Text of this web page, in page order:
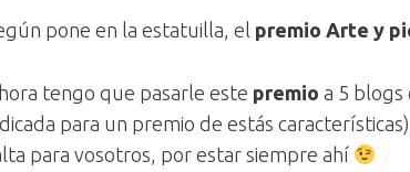
pone en la estatuilla, el premio Arte y
tengo que pasarle este premio a 5 blogs
para un premio de estás
para vosotros, por estar siempre ahí